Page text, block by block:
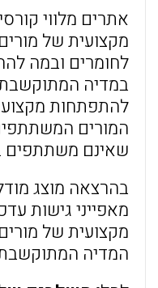
אתרים מלווי
מקצועית של
לחומרים ובמה
במדיה המתוקשבת
להתפתחות
המורים המשתתפים
שאינם משתתפים
בהרצאה מוצג
מאפייני גישות
מקצועית של
המדיה